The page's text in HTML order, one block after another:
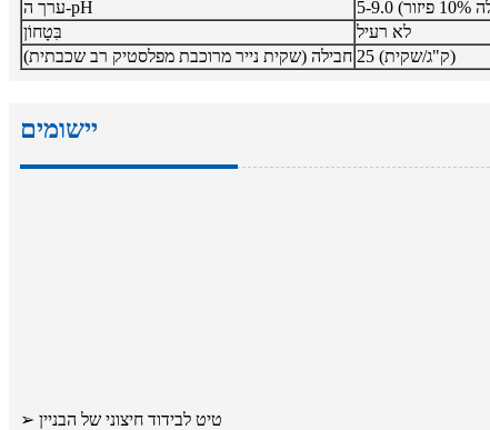
ערך ה-pH
בִּטָחוֹן
לא רעיל
חבילה (שקית נייר מרוכבת מפלסטיק רב שכבתית)
25 (ק"ג/שקית)
יישומים
➢ טיט לבידוד חיצוני של הבניין